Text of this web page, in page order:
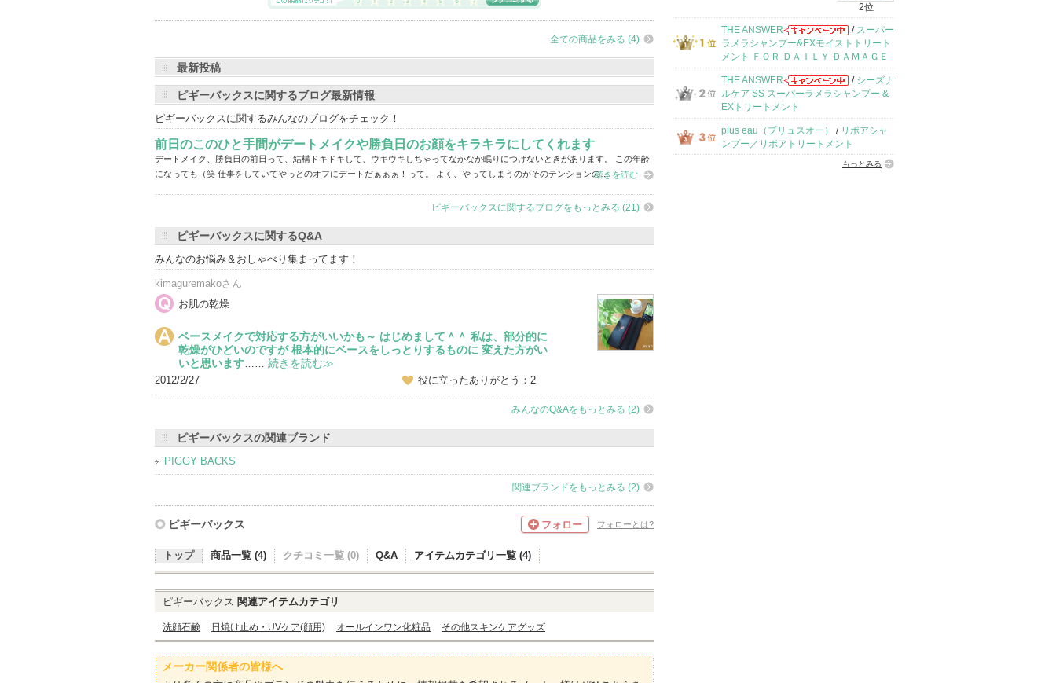
全ての商品をみる (4)
最新投稿
ピギーバックスに関するブログ最新情報
ピギーバックスに関するみんなのブログをチェック！
前日のこのひと手間がデートメイクや勝負日のお顔をキラキラにしてくれます
デートメイク、勝負日の前日って、結構ドキドキして、ウキウキしちゃってなかなか眠りにつけないときがあります。 この年齢
になっても（笑 仕事をしていてやっとのオフにデートだぁぁぁ！って。 よく、やってしまうのがそのテンションの…続きを読む
ピギーバックスに関するブログをもっとみる (21)
ピギーバックスに関するQ&A
みんなのお悩み＆おしゃべり集まってます！
kimaguremakoさん
お肌の乾燥
ベースメイクで対応する方がいいかも～ はじめまして＾＾ 私は、部分的に
乾燥がひどいのですが 根本的にベースをしっとりするものに 変えた方がい
いと思います…… 続きを読む≫
2012/2/27 役に立ったありがとう：2
みんなのQ&Aをもっとみる (2)
ピギーバックスの関連ブランド
PIGGY BACKS
関連ブランドをもっとみる (2)
ピギーバックス フォロー フォローとは?
トップ 商品一覧 (4) クチコミ一覧 (0) Q&A アイテムカテゴリ一覧 (4)
ピギーバックス 関連アイテムカテゴリ
洗顔石鹸 日焼け止め・UVケア(顔用) オールインワン化粧品 その他スキンケアグッズ
メーカー関係者の皆様へ
2位
THE ANSWER / スーパー
ラメラシャンプー&EXモイストトリート
メント ＦＯＲ ＤＡＩＬＹ ＤＡＭＡＧＥ
THE ANSWER / シーズナ
ルケア SS スーパーラメラシャンプー &
EXトリートメント
plus eau（プリュスオー） / リポアシャ
ンプー／リポアトリートメント
もっとみる